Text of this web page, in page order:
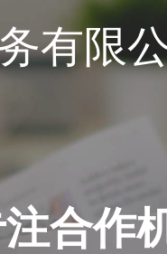
有限
合作